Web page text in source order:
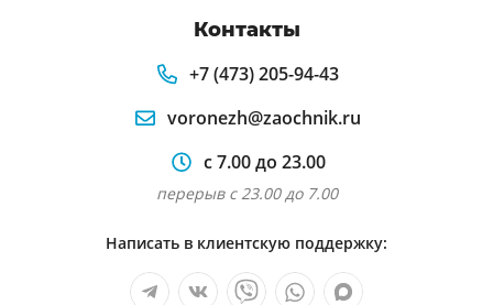
Контакты
+7 (473) 205-94-43
voronezh@zaochnik.ru
с 7.00 до 23.00
перерыв с 23.00 до 7.00
Написать в клиентскую поддержку: